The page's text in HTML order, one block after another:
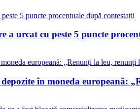
urcat cu peste 5 puncte
în moneda europeană: